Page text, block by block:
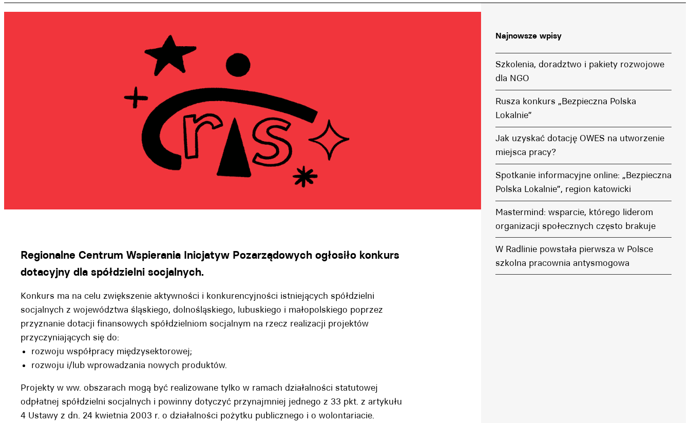
Regionalne Centrum Wspierania Inicjatyw Pozarządowych ogłosiło konkurs
dotacyjny dla spółdzielni socjalnych.
Konkurs ma na celu zwiększenie aktywności i konkurencyjności istniejących spółdzielni
socjalnych z województwa śląskiego, dolnośląskiego, lubuskiego i małopolskiego poprzez
przyznanie dotacji finansowych spółdzielniom socjalnym na rzecz realizacji projektów
przyczyniających się do:
rozwoju współpracy międzysektorowej;
rozwoju i/lub wprowadzania nowych produktów.
Projekty w ww. obszarach mogą być realizowane tylko w ramach działalności statutowej
odpłatnej spółdzielni socjalnych i powinny dotyczyć przynajmniej jednego z 33 pkt. z artykułu
4 Ustawy z dn. 24 kwietnia 2003 r. o działalności pożytku publicznego i o wolontariacie.
Najnowsze wpisy
Szkolenia, doradztwo i pakiety rozwojowe
dla NGO
Rusza konkurs „Bezpieczna Polska
Lokalnie”
Jak uzyskać dotację OWES na utworzenie
miejsca pracy?
Spotkanie informacyjne online: „Bezpieczna
Polska Lokalnie”, region katowicki
Mastermind: wsparcie, którego liderom
organizacji społecznych często brakuje
W Radlinie powstała pierwsza w Polsce
szkolna pracownia antysmogowa